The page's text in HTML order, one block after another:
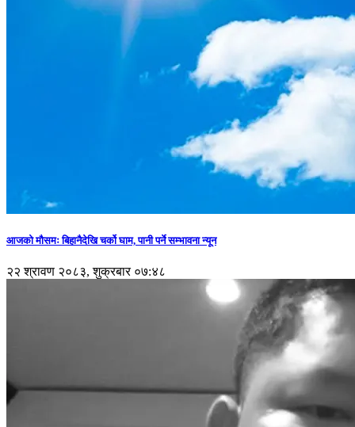
आजको मौसमः बिहानैदेखि चर्को घाम, पानी पर्ने सम्भावना न्यून
२२ श्रावण २०८३, शुक्रबार ०७:४८